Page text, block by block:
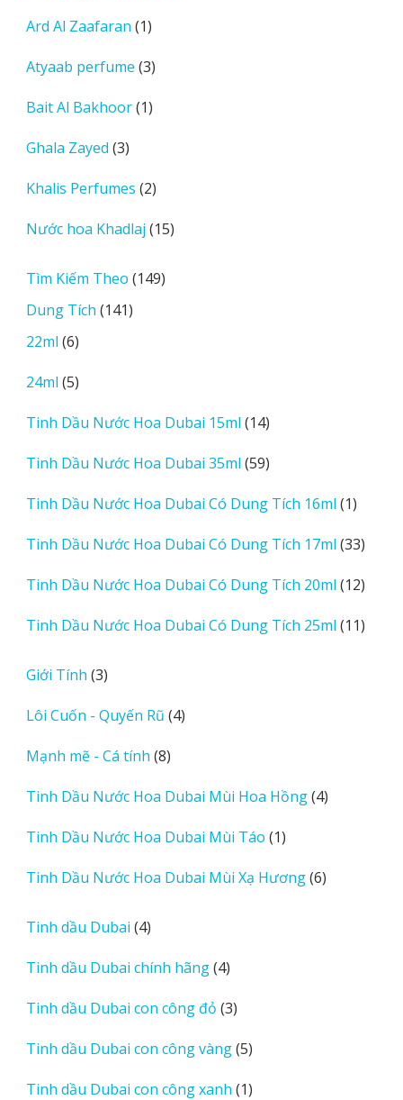
Ard Al Zaafaran 11
phẩm
Atyaab perfume 33
phẩm
Bait Al Bakhoor 11
Ghala Zayed 33
phẩm
Khalis Perfumes 22
phẩm
Nước hoa Khadlaj 1515
Tìm Kiếm Theo 149149
Dung Tích 141141
22ml 66
phẩm
24ml 55
phẩm
Tinh Dầu Nước Hoa Dubai 15ml 1414
phẩm
Tinh Dầu Nước Hoa Dubai 35ml 5959
phẩm
Tinh Dầu Nước Hoa Dubai Có Dung Tích 16ml 11
phẩm
Tinh Dầu Nước Hoa Dubai Có Dung Tích 17ml 3333
phẩm
Tinh Dầu Nước Hoa Dubai Có Dung Tích 20ml 1212
phẩm
Tinh Dầu Nước Hoa Dubai Có Dung Tích 25ml 1111
Giới Tính 33
phẩm
Lôi Cuốn - Quyến Rũ 44
Mạnh mẽ - Cá tính 88
phẩm
Tinh Dầu Nước Hoa Dubai Mùi Hoa Hồng 44
Tinh Dầu Nước Hoa Dubai Mùi Táo 11
phẩm
Tinh Dầu Nước Hoa Dubai Mùi Xạ Hương 66
Tinh dầu Dubai 44
phẩm
Tinh dầu Dubai chính hãng 44
phẩm
Tinh dầu Dubai con công đỏ 33
phẩm
Tinh dầu Dubai con công vàng 55
phẩm
Tinh dầu Dubai con công xanh 11